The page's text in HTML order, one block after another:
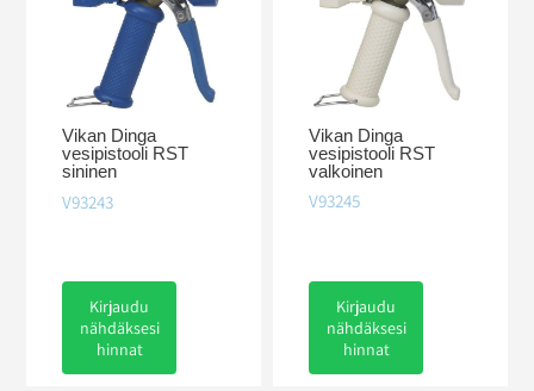
Vikan Dinga
vesipistooli RST
sininen
V93243
Kirjaudu
nähdäksesi
hinnat
Vikan Dinga
vesipistooli RST
valkoinen
V93245
Kirjaudu
nähdäksesi
hinnat